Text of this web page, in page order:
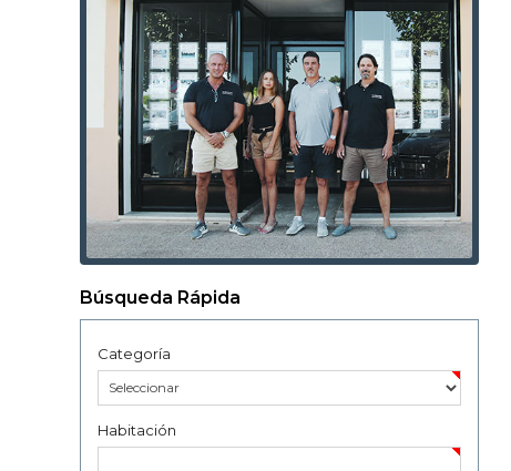
Búsqueda Rápida
Categoría
Habitación